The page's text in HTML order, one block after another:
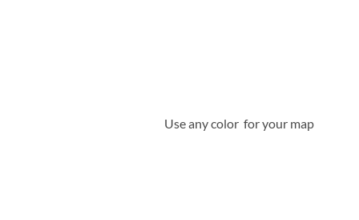
Use any color for your map